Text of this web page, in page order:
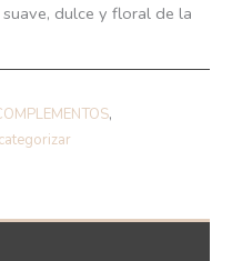
dulce y floral de la
,